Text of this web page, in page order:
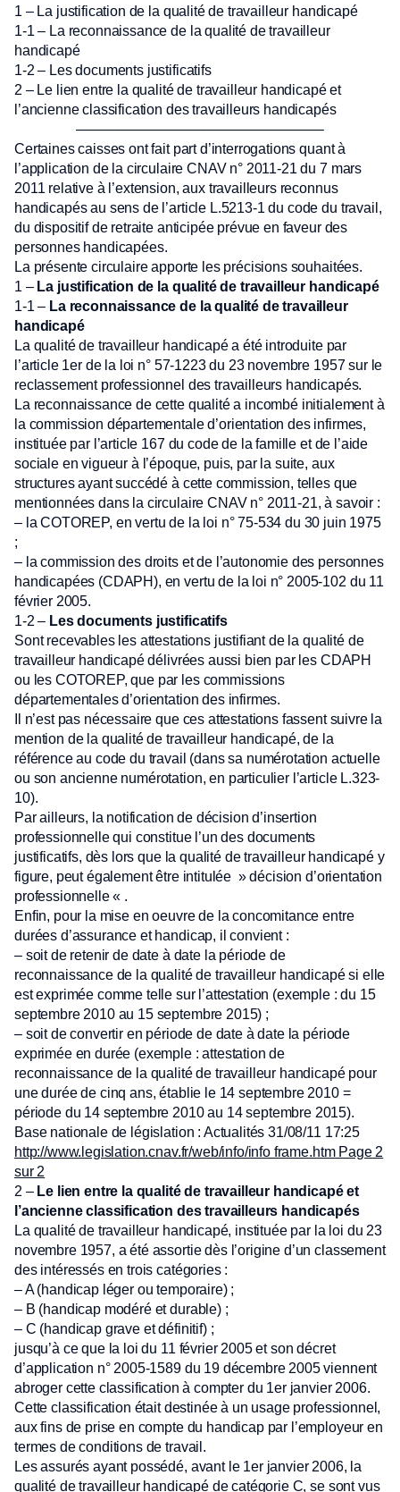
1 – La justification de la qualité de travailleur handicapé
1-1 – La reconnaissance de la qualité de travailleur
handicapé
1-2 – Les documents justificatifs
2 – Le lien entre la qualité de travailleur handicapé et
l’ancienne classification des travailleurs handicapés
—————————————————–
Certaines caisses ont fait part d’interrogations quant à
l’application de la circulaire CNAV n° 2011-21 du 7 mars
2011 relative à l’extension, aux travailleurs reconnus
handicapés au sens de l’article L.5213-1 du code du travail,
du dispositif de retraite anticipée prévue en faveur des
personnes handicapées.
La présente circulaire apporte les précisions souhaitées.
1 – La justification de la qualité de travailleur handicapé
1-1 – La reconnaissance de la qualité de travailleur
handicapé
La qualité de travailleur handicapé a été introduite par
l’article 1er de la loi n° 57-1223 du 23 novembre 1957 sur le
reclassement professionnel des travailleurs handicapés.
La reconnaissance de cette qualité a incombé initialement à
la commission départementale d’orientation des infirmes,
instituée par l’article 167 du code de la famille et de l’aide
sociale en vigueur à l’époque, puis, par la suite, aux
structures ayant succédé à cette commission, telles que
mentionnées dans la circulaire CNAV n° 2011-21, à savoir :
– la COTOREP, en vertu de la loi n° 75-534 du 30 juin 1975
;
– la commission des droits et de l’autonomie des personnes
handicapées (CDAPH), en vertu de la loi n° 2005-102 du 11
février 2005.
1-2 – Les documents justificatifs
Sont recevables les attestations justifiant de la qualité de
travailleur handicapé délivrées aussi bien par les CDAPH
ou les COTOREP, que par les commissions
départementales d’orientation des infirmes.
Il n’est pas nécessaire que ces attestations fassent suivre la
mention de la qualité de travailleur handicapé, de la
référence au code du travail (dans sa numérotation actuelle
ou son ancienne numérotation, en particulier l’article L.323-
10).
Par ailleurs, la notification de décision d’insertion
professionnelle qui constitue l’un des documents
justificatifs, dès lors que la qualité de travailleur handicapé y
figure, peut également être intitulée » décision d’orientation
professionnelle « .
Enfin, pour la mise en oeuvre de la concomitance entre
durées d’assurance et handicap, il convient :
– soit de retenir de date à date la période de
reconnaissance de la qualité de travailleur handicapé si elle
est exprimée comme telle sur l’attestation (exemple : du 15
septembre 2010 au 15 septembre 2015) ;
– soit de convertir en période de date à date la période
exprimée en durée (exemple : attestation de
reconnaissance de la qualité de travailleur handicapé pour
une durée de cinq ans, établie le 14 septembre 2010 =
période du 14 septembre 2010 au 14 septembre 2015).
Base nationale de législation : Actualités 31/08/11 17:25
http://www.legislation.cnav.fr/web/info/info frame.htm Page 2
sur 2
2 – Le lien entre la qualité de travailleur handicapé et
l’ancienne classification des travailleurs handicapés
La qualité de travailleur handicapé, instituée par la loi du 23
novembre 1957, a été assortie dès l’origine d’un classement
des intéressés en trois catégories :
– A (handicap léger ou temporaire) ;
– B (handicap modéré et durable) ;
– C (handicap grave et définitif) ;
jusqu’à ce que la loi du 11 février 2005 et son décret
d’application n° 2005-1589 du 19 décembre 2005 viennent
abroger cette classification à compter du 1er janvier 2006.
Cette classification était destinée à un usage professionnel,
aux fins de prise en compte du handicap par l’employeur en
termes de conditions de travail.
Les assurés ayant possédé, avant le 1er janvier 2006, la
qualité de travailleur handicapé de catégorie C, se sont vus